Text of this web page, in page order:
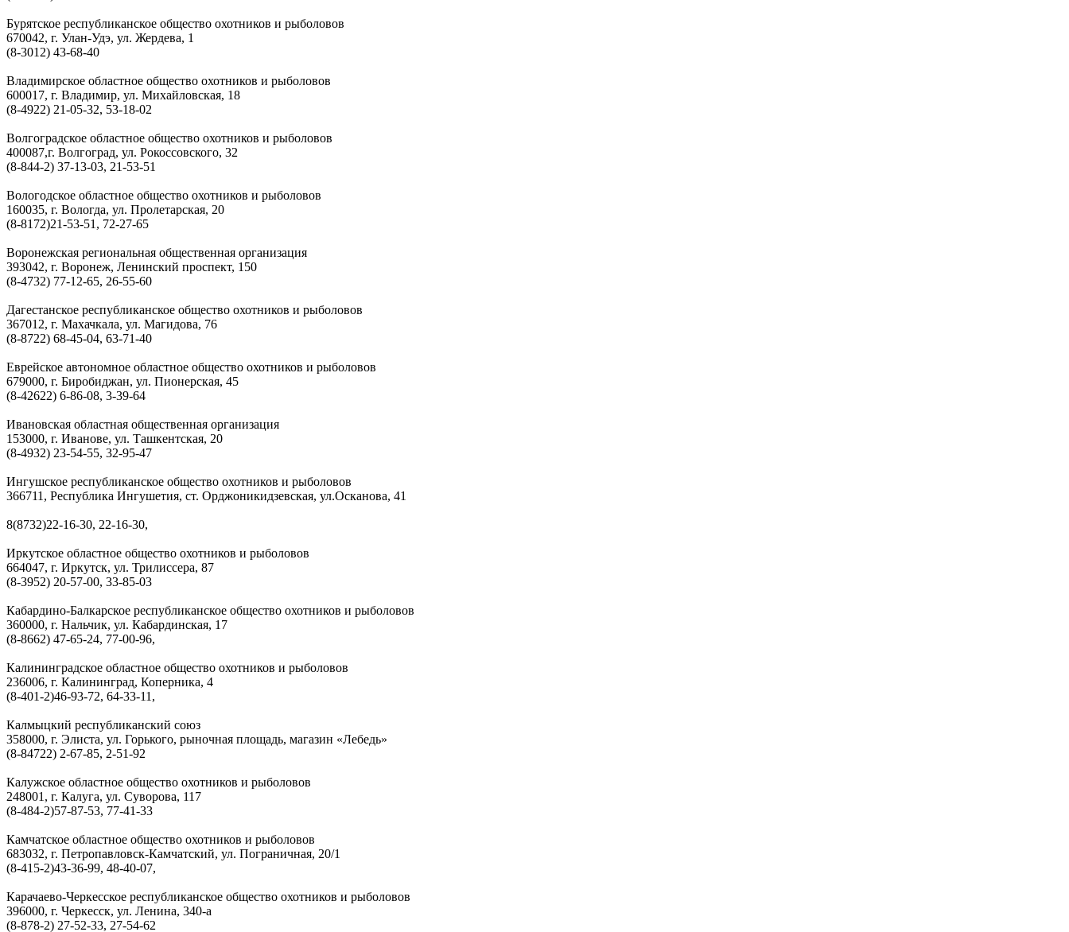
Бурятское республиканское общество охотников и рыболовов
670042, г. Улан-Удэ, ул. Жердева, 1
(8-3012) 43-68-40
Владимирское областное общество охотников и рыболовов
600017, г. Владимир, ул. Михайловская, 18
(8-4922) 21-05-32, 53-18-02
Волгоградское областное общество охотников и рыболовов
400087,г. Волгоград, ул. Рокоссовского, 32
(8-844-2) 37-13-03, 21-53-51
Вологодское областное общество охотников и рыболовов
160035, г. Вологда, ул. Пролетарская, 20
(8-8172)21-53-51, 72-27-65
Воронежская региональная общественная организация
393042, г. Воронеж, Ленинский проспект, 150
(8-4732) 77-12-65, 26-55-60
Дагестанское республиканское общество охотников и рыболовов
367012, г. Махачкала, ул. Магидова, 76
(8-8722) 68-45-04, 63-71-40
Еврейское автономное областное общество охотников и рыболовов
679000, г. Биробиджан, ул. Пионерская, 45
(8-42622) 6-86-08, 3-39-64
Ивановская областная общественная организация
153000, г. Иванове, ул. Ташкентская, 20
(8-4932) 23-54-55, 32-95-47
Ингушское республиканское общество охотников и рыболовов
366711, Республика Ингушетия, ст. Орджоникидзевская, ул.Осканова, 41
8(8732)22-16-30, 22-16-30,
Иркутское областное общество охотников и рыболовов
664047, г. Иркутск, ул. Трилиссера, 87
(8-3952) 20-57-00, 33-85-03
Кабардино-Балкарское республиканское общество охотников и рыболовов
360000, г. Нальчик, ул. Кабардинская, 17
(8-8662) 47-65-24, 77-00-96,
Калининградское областное общество охотников и рыболовов
236006, г. Калининград, Коперника, 4
(8-401-2)46-93-72, 64-33-11,
Калмыцкий республиканский союз
358000, г. Элиста, ул. Горького, рыночная площадь, магазин «Лебедь»
(8-84722) 2-67-85, 2-51-92
Калужское областное общество охотников и рыболовов
248001, г. Калуга, ул. Суворова, 117
(8-484-2)57-87-53, 77-41-33
Камчатское областное общество охотников и рыболовов
683032, г. Петропавловск-Камчатский, ул. Пограничная, 20/1
(8-415-2)43-36-99, 48-40-07,
Карачаево-Черкесское республиканское общество охотников и рыболовов
396000, г. Черкесск, ул. Ленина, 340-а
(8-878-2) 27-52-33, 27-54-62